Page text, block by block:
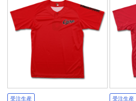
受注生産 受注生産